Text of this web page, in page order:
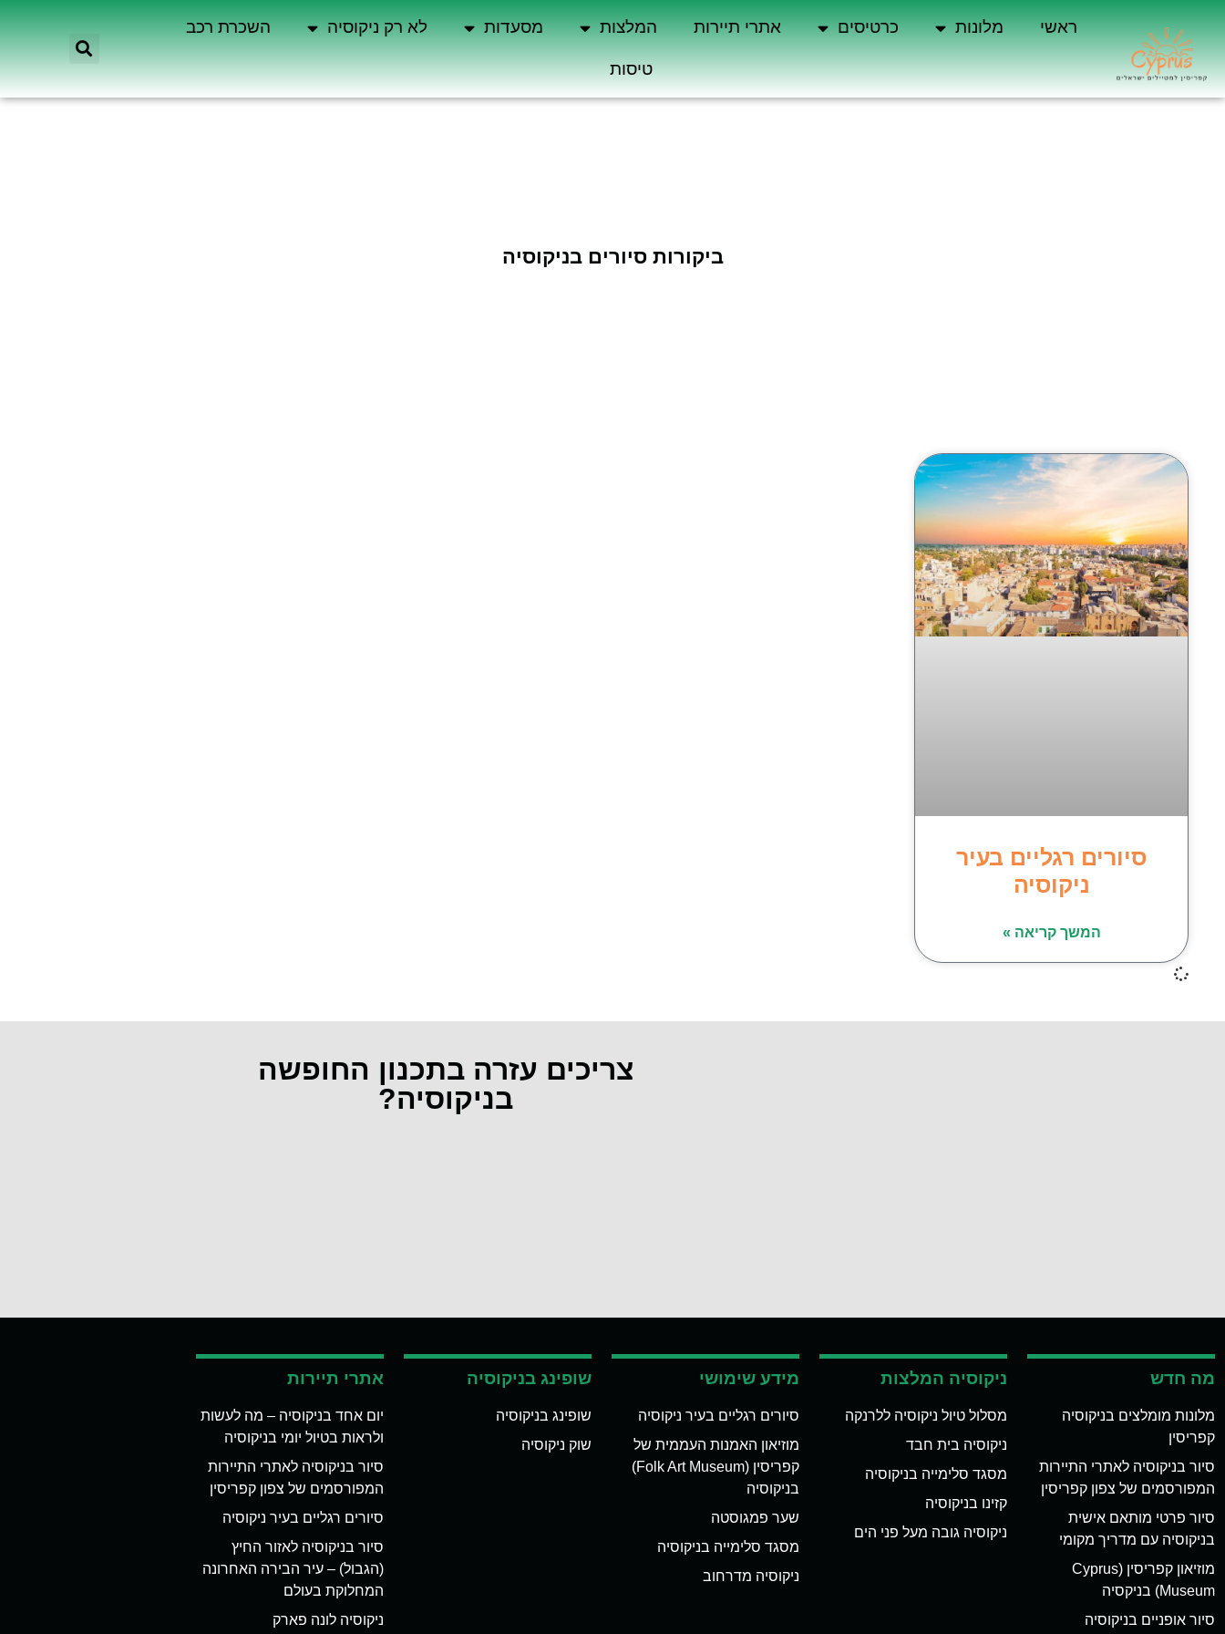
ראשי מלונות כרטיסים אתרי תיירות המלצות מסעדות לא רק ניקוסיה השכרת רכב
טיסות
ביקורות סיורים בניקוסיה
סיורים רגליים בעיר
ניקוסיה
המשך קריאה »
צריכים עזרה בתכנון החופשה
בניקוסיה?
מה חדש
מלונות מומלצים בניקוסיה
קפריסין
סיור בניקוסיה לאתרי התיירות
המפורסמים של צפון קפריסין
סיור פרטי מותאם אישית
בניקוסיה עם מדריך מקומי
מוזיאון קפריסין (Cyprus
Museum) בניקסיה
סיור אופניים בניקוסיה
ניקוסיה המלצות
מסלול טיול ניקוסיה ללרנקה
ניקוסיה בית חבד
מסגד סלימייה בניקוסיה
קזינו בניקוסיה
ניקוסיה גובה מעל פני הים
מידע שימושי
סיורים רגליים בעיר ניקוסיה
מוזיאון האמנות העממית של
קפריסין (Folk Art Museum)
בניקוסיה
שער פמגוסטה
מסגד סלימייה בניקוסיה
ניקוסיה מדרחוב
שופינג בניקוסיה
שופינג בניקוסיה
שוק ניקוסיה
אתרי תיירות
יום אחד בניקוסיה – מה לעשות
ולראות בטיול יומי בניקוסיה
סיור בניקוסיה לאתרי התיירות
המפורסמים של צפון קפריסין
סיורים רגליים בעיר ניקוסיה
סיור בניקוסיה לאזור החיץ
(הגבול) – עיר הבירה האחרונה
המחלוקת בעולם
ניקוסיה לונה פארק